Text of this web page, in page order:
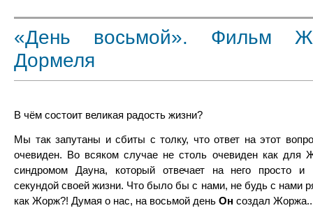
«День восьмой». Фильм
Дормеля
В чём состоит великая радость жизни?
Мы так запутаны и сбиты с толку, что ответ на этот
очевиден. Во всяком случае не столь очевиден как для
синдромом Дауна, который отвечает на него просто и
секундой своей жизни. Что было бы с нами, не будь с нами
как Жорж?! Думая о нас, на восьмой день Он создал